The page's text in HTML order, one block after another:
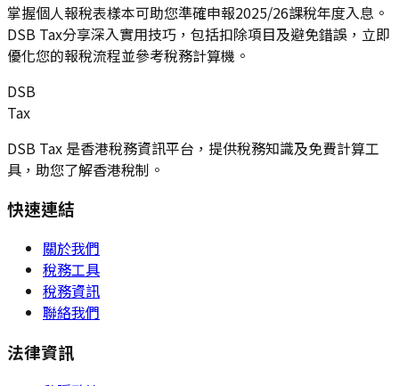
掌握個人報稅表樣本可助您準確申報2025/26課稅年度入息。
DSB Tax分享深入實用技巧，包括扣除項目及避免錯誤，立即
優化您的報稅流程並參考稅務計算機。
DSB
Tax
DSB Tax 是香港稅務資訊平台，提供稅務知識及免費計算工
具，助您了解香港稅制。
快速連結
關於我們
稅務工具
稅務資訊
聯絡我們
法律資訊